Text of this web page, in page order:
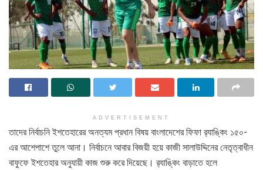
ADVERTISEMENT
তাদের নির্বাচনি ইশতেহারের অনত্যম প্রধান বিষয় বাংলাদেশের ফিফা র‌্যাঙ্কিং ১৫০-
এর আশেপাশে তুলে আনা। নির্বাচনে আবার বিজয়ী হয়ে কাজী সালাউদ্দিনের নেতৃত্বাধীন
বাফুফে ইশতেহার অনুযায়ী কাজ শুরু করে দিয়েছে। র‌্যাঙ্কিং বাড়াতে হলে